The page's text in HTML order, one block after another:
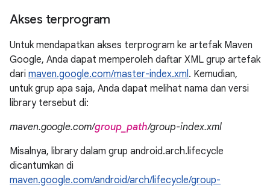
Akses terprogram
Untuk mendapatkan akses terprogram ke artefak Maven
Google, Anda dapat memperoleh daftar XML grup artefak
dari maven.google.com/master-index.xml. Kemudian,
untuk grup apa saja, Anda dapat melihat nama dan versi
library tersebut di:
maven.google.com/group_path/group-index.xml
Misalnya, library dalam grup android.arch.lifecycle
dicantumkan di
maven.google.com/android/arch/lifecycle/group-